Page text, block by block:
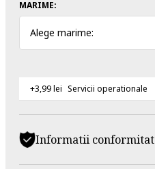
MARIME:
Alege marime:
+3,99 lei Servicii operationale
Informatii